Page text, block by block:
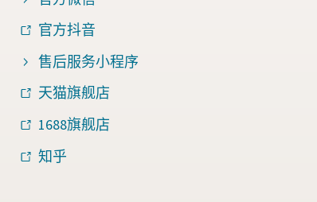
官方抖音
售后服务小程序
天猫旗舰店
1688旗舰店
知乎